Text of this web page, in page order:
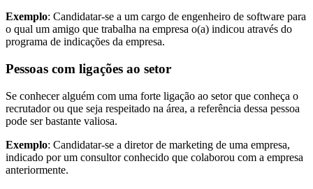
Exemplo: Candidatar-se a um cargo de engenheiro de software para
o qual um amigo que trabalha na empresa o(a) indicou através do
programa de indicações da empresa.
Pessoas com ligações ao setor
Se conhecer alguém com uma forte ligação ao setor que conheça o
recrutador ou que seja respeitado na área, a referência dessa pessoa
pode ser bastante valiosa.
Exemplo: Candidatar-se a diretor de marketing de uma empresa,
indicado por um consultor conhecido que colaborou com a empresa
anteriormente.